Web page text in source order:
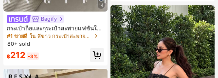
14
Bagify
กระเป๋าถือและกระเป๋าสะพายแฟชั่นให
ม่ ตกแต่งด้วยเข็มขัด เหมาะสำหรับงาน
ปาร์ตี้ การรวมตัว การออกไปข้างนอก ก
ประจำวัน สามารถเก็บเหรียญ โทรศัพท์
านออฟฟิศ นักศึกษามหาวิทยาลัย และ
พนักงานออฟฟิศ กระเป๋าผู้หญิงที่หรูหรา
#1 ขายดี
ใน สีขาว กระเป๋าสะพายผู้หญิง
80+ sold
฿212 -3%